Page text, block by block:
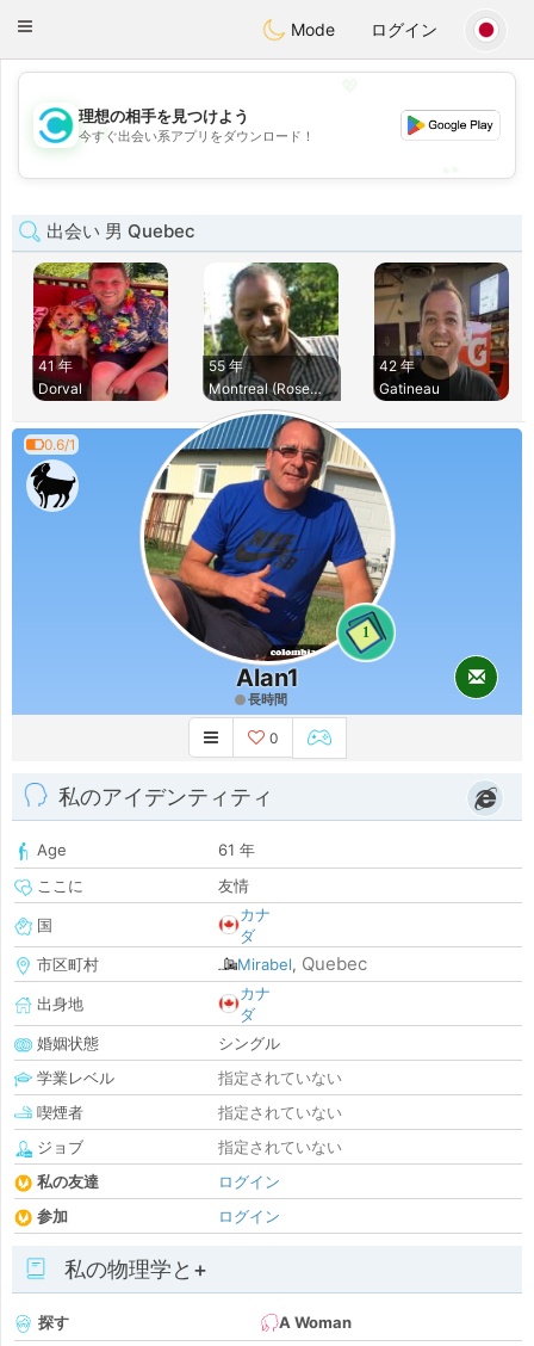
olombiaCitas
Toggle
Mode ログイン
💖
💕
理想の相手を見つけよう
今すぐ出会い系アプリをダウンロード！
出会い 男 Quebec
41 年
Dorval
55 年
Montreal (Rosemont
42 年
Gatineau
0.6/1
1
Alan1
長時間
0
私のアイデンティティ
Age
61 年
ここに
友情
国
カナ
ダ
市区町村
Mirabel, Quebec
出身地
カナ
ダ
婚姻状態
シングル
学業レベル
指定されていない
喫煙者
指定されていない
ジョブ
指定されていない
私の友達
ログイン
参加
ログイン
私の物理学と+
探す
A Woman